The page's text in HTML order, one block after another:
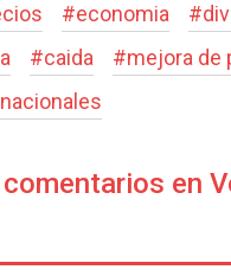
#economia #
#caida #mejora de
en